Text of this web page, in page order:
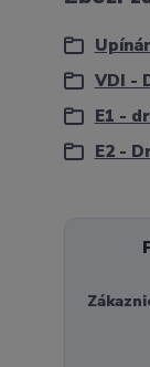
VDI -
E1 -
E2 -